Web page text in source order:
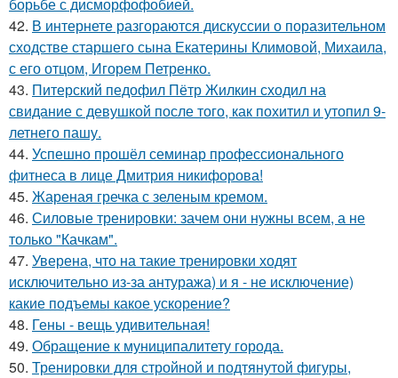
борьбе с дисморфофобией.
42. В интернете разгораются дискуссии о поразительном
сходстве старшего сына Екатерины Климовой, Михаила,
с его отцом, Игорем Петренко.
43. Питерский педофил Пётр Жилкин сходил на
свидание с девушкой после того, как похитил и утопил 9-
летнего пашу.
44. Успешно прошёл семинар профессионального
фитнеса в лице Дмитрия никифорова!
45. Жареная гречка с зеленым кремом.
46. Силовые тренировки: зачем они нужны всем, а не
только "Качкам".
47. Уверена, что на такие тренировки ходят
исключительно из-за антуража) и я - не исключение)
какие подъемы какое ускорение?
48. Гены - вещь удивительная!
49. Обращение к муниципалитету города.
50. Тренировки для стройной и подтянутой фигуры,